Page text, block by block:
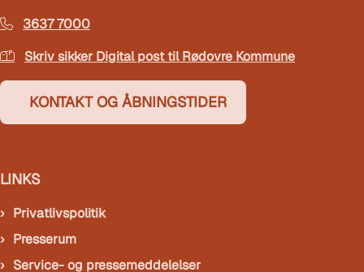
3637 7000
Skriv sikker Digital post til Rødovre Kommune
KONTAKT OG ÅBNINGSTIDER
LINKS
Privatlivspolitik
Presserum
Service- og pressemeddelelser